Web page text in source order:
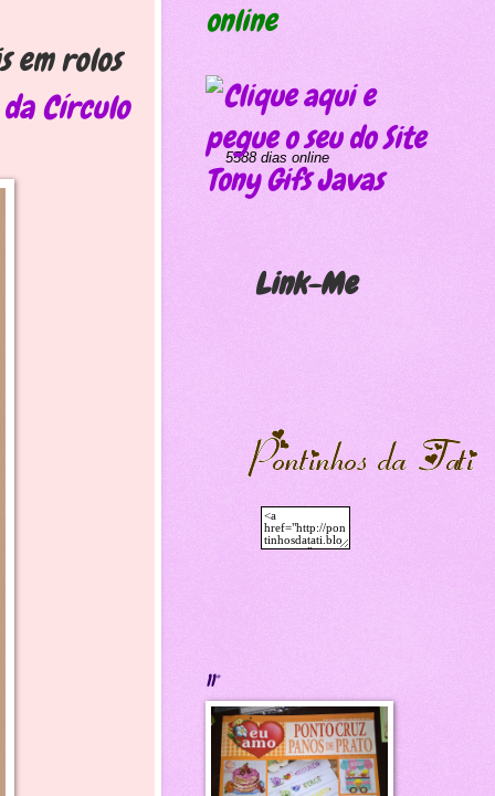
em rolos
Círculo
online
5588 dias online
Link-Me
11°